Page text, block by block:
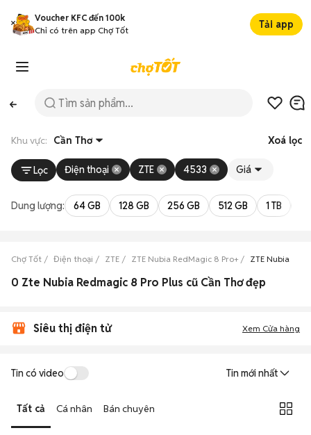
Voucher KFC đến 100k
Chỉ có trên app Chợ Tốt
Tải app
Khu vực: Cần Thơ Xoá lọc
Lọc Điện thoại ZTE 4533 Giá
Dung lượng: 64 GB 128 GB 256 GB 512 GB 1 TB
Chợ Tốt Điện thoại ZTE ZTE Nubia RedMagic 8 Pro+ ZTE Nubia
0 Zte Nubia Redmagic 8 Pro Plus cũ Cần Thơ đẹp
Siêu thị điện tử Xem Cửa hàng
Tin có video Tin mới nhất
Tất cả Cá nhân Bán chuyên